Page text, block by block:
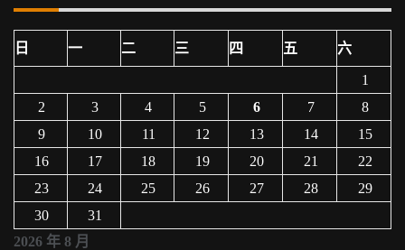
2026 年 8 月
日 一 二 三 四 五 六
1
2
3 4 5 6 7
8
9
10 11 12 13 14
15
16
17 18 19 20 21
22
23
24 25 26 27 28
29
30
31